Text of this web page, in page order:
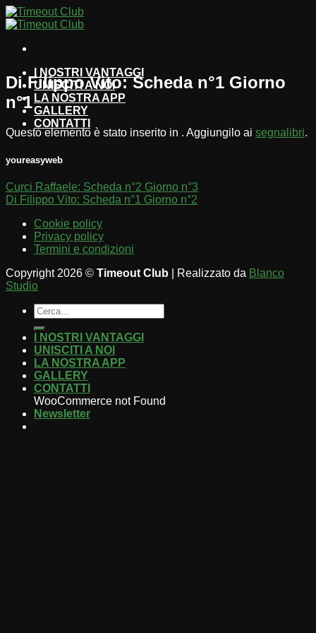
Salta
ai
I NOSTRI VANTAGGI
UNISCITI A NOI
LA NOSTRA APP
GALLERY
CONTATTI
Di Filippo Vito: Scheda n°1 Giorno
n°1
Questo elemento è stato inserito in . Aggiungilo ai segnalibri.
youreasyweb
Curci Raffaele: Scheda n°2 Giorno n°3
Di Filippo Vito: Scheda n°1 Giorno n°2
Cookie policy
Privacy policy
Termini e condizioni
Copyright 2026 © Timeout Club | Realizzato da Blanco
Studio
I NOSTRI VANTAGGI
UNISCITI A NOI
LA NOSTRA APP
GALLERY
CONTATTI
WooCommerce not Found
Newsletter